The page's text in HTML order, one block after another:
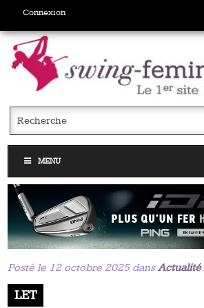
Connexion
MENU
Posté le 12 octobre 2025 dansActualité.
LET